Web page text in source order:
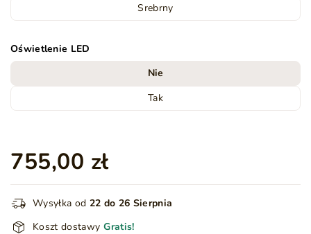
Srebrny
Oświetlenie LED
Nie
Tak
755,00 zł
Wysyłka od 22 do 26 Sierpnia
Koszt dostawy Gratis!